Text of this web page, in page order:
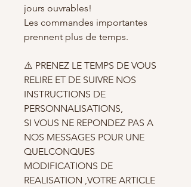
jours ouvrables!
Les commandes importantes
prennent plus de temps.
⚠️ PRENEZ LE TEMPS DE VOUS
RELIRE ET DE SUIVRE NOS
INSTRUCTIONS DE
PERSONNALISATIONS,
SI VOUS NE REPONDEZ PAS A
NOS MESSAGES POUR UNE
QUELCONQUES
MODIFICATIONS DE
REALISATION ,VOTRE ARTICLE